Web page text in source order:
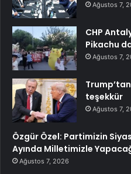
Ağustos 7,
CHP
Pikachu
Ağustos 7,
teşekkür
Ağustos 7,
Özgür Özel: Partimizin
Ayında Milletimizle
Ağustos 7, 2026